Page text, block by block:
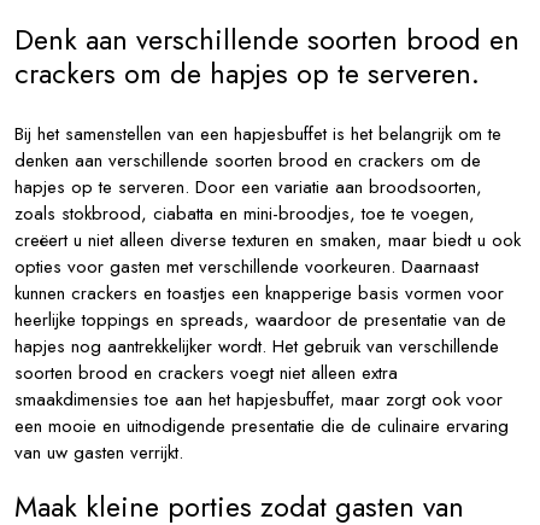
Denk aan verschillende soorten brood en
crackers om de hapjes op te serveren.
Bij het samenstellen van een hapjesbuffet is het belangrijk om te
denken aan verschillende soorten brood en crackers om de
hapjes op te serveren. Door een variatie aan broodsoorten,
zoals stokbrood, ciabatta en mini-broodjes, toe te voegen,
creëert u niet alleen diverse texturen en smaken, maar biedt u ook
opties voor gasten met verschillende voorkeuren. Daarnaast
kunnen crackers en toastjes een knapperige basis vormen voor
heerlijke toppings en spreads, waardoor de presentatie van de
hapjes nog aantrekkelijker wordt. Het gebruik van verschillende
soorten brood en crackers voegt niet alleen extra
smaakdimensies toe aan het hapjesbuffet, maar zorgt ook voor
een mooie en uitnodigende presentatie die de culinaire ervaring
van uw gasten verrijkt.
Maak kleine porties zodat gasten van